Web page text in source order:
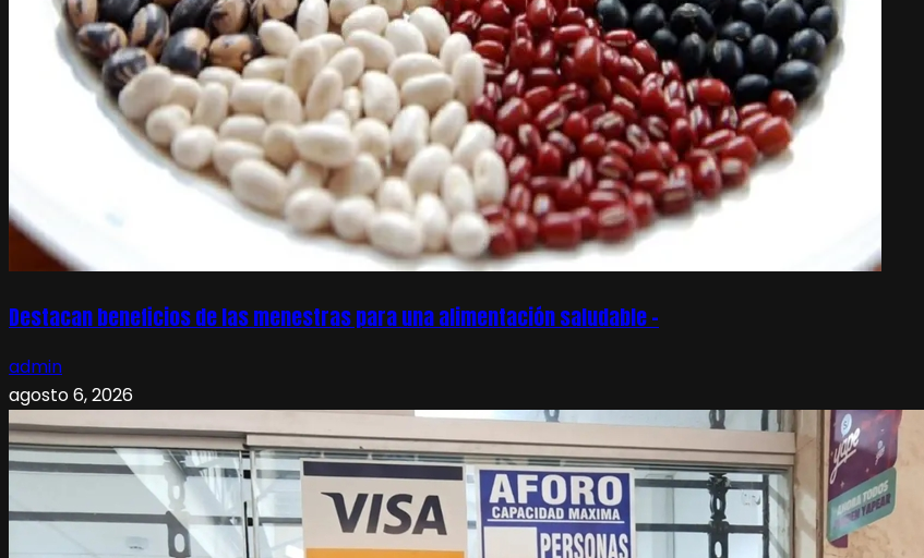
Destacan beneficios de las menestras para una alimentación saludable –
admin
agosto 6, 2026